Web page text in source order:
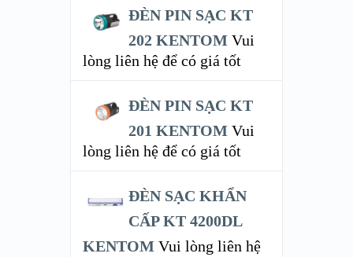
ĐÈN PIN SẠC KT
202 KENTOM Vui
lòng liên hệ để có giá tốt
ĐÈN PIN SẠC KT
201 KENTOM Vui
lòng liên hệ để có giá tốt
ĐÈN SẠC KHẨN
CẤP KT 4200DL
KENTOM Vui lòng liên hệ